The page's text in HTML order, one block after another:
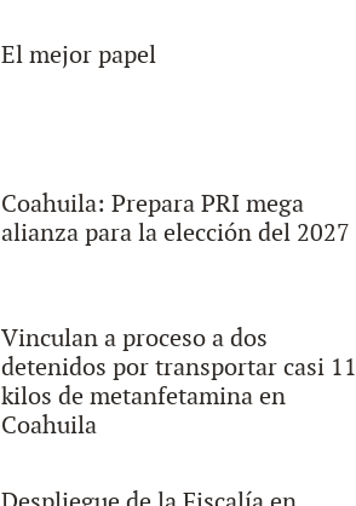
El mejor papel
Coahuila: Prepara PRI mega
alianza para la elección del 2027
Vinculan a proceso a dos
detenidos por transportar casi 11
kilos de metanfetamina en
Coahuila